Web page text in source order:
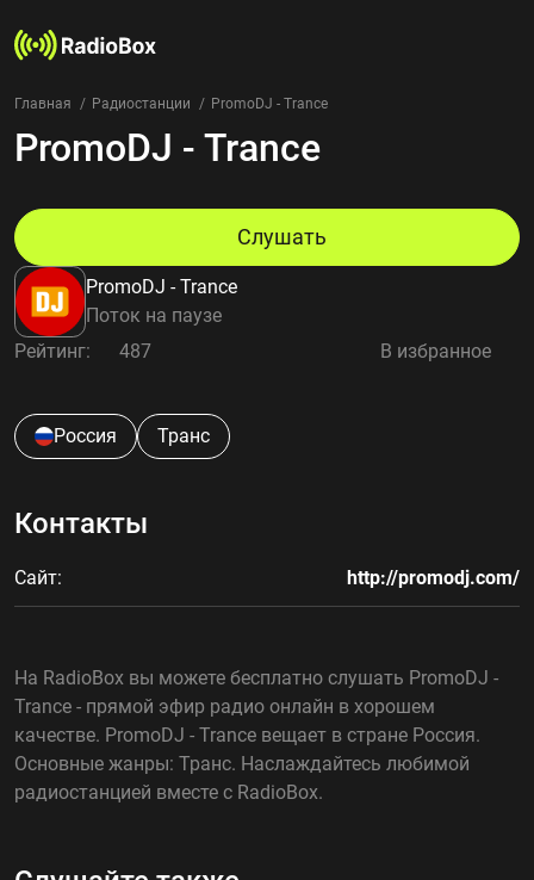
Радиостанции
Страны
Избранное
О нас
Добавить радиостанцию
Конфиденциальность
Главная Радиостанции PromoDJ - Trance
PromoDJ - Trance
PromoDJ - Trance
Поток на паузе
Слушать
Рейтинг: 487 В избранное
Россия Транс
Контакты
Сайт: http://promodj.com/
На RadioBox вы можете бесплатно слушать PromoDJ -
Trance - прямой эфир радио онлайн в хорошем
качестве. PromoDJ - Trance вещает в стране Россия.
Основные жанры: Транс. Наслаждайтесь любимой
радиостанцией вместе с RadioBox.